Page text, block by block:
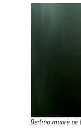
Berlino muore ne